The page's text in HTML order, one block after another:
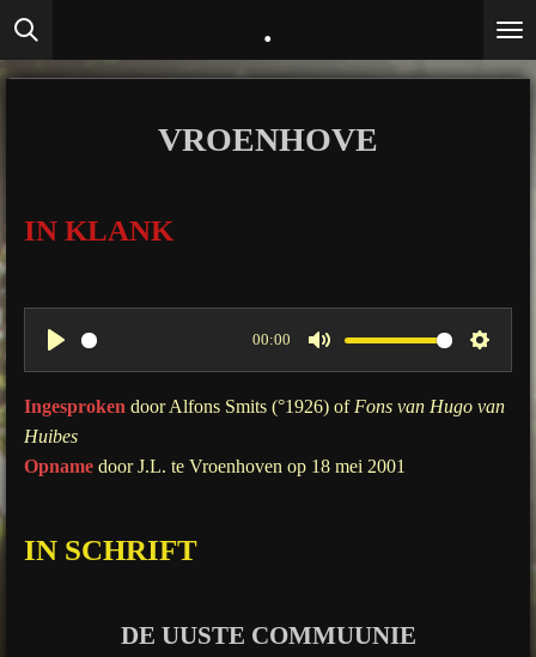
Ga
direct
naar
.
VROENHOVE
IN KLANK
P
l
a
y
00:00
M
u
e
S
e
Ingesproken door Alfons Smits (°1926) of Fons van Hugo van
Huibes
Opname door J.L. te Vroenhoven op 18 mei 2001
IN SCHRIFT
DE UUSTE COMMUUNIE